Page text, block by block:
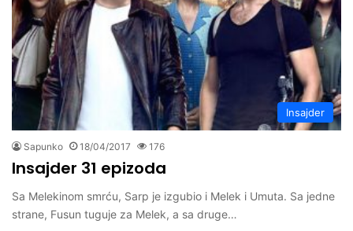
Insajder
Sapunko 18/04/2017 176
Insajder 31 epizoda
Sa Melekinom smrću, Sarp je izgubio i Melek i Umuta. Sa jedne
strane, Fusun tuguje za Melek, a sa druge…